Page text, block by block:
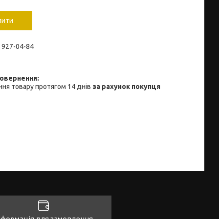
927-04-84
товару протягом 14 днів за рахунок покупця